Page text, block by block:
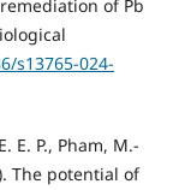
of Pb
s13765-024-
E. P., Pham, M.-
The potential of